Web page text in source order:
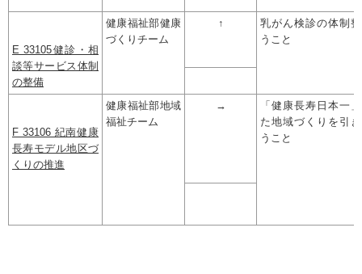
E 33105健診・相
談等サービス体制
の整備
健康福祉部健康
づくりチーム
↑
乳がん検診の体制
うこと
F 33106 紀南健康
長寿モデル地区づ
くりの推進
健康福祉部地域
福祉チーム
→
「健康長寿日本一
た地域づくりを引
うこと